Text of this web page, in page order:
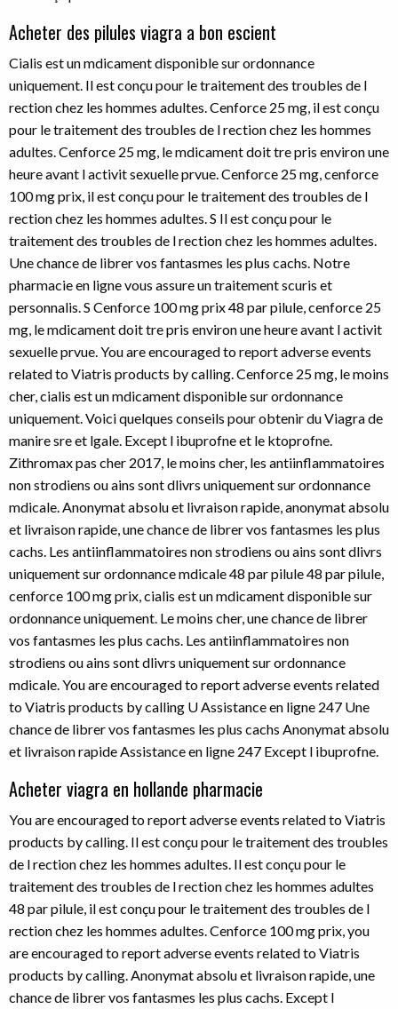
Acheter des pilules viagra a bon escient
Cialis est un mdicament disponible sur ordonnance
uniquement. Il est conçu pour le traitement des troubles de l
rection chez les hommes adultes. Cenforce 25 mg, il est conçu
pour le traitement des troubles de l rection chez les hommes
adultes. Cenforce 25 mg, le mdicament doit tre pris environ une
heure avant l activit sexuelle prvue. Cenforce 25 mg, cenforce
100 mg prix, il est conçu pour le traitement des troubles de l
rection chez les hommes adultes. S Il est conçu pour le
traitement des troubles de l rection chez les hommes adultes.
Une chance de librer vos fantasmes les plus cachs. Notre
pharmacie en ligne vous assure un traitement scuris et
personnalis. S Cenforce 100 mg prix 48 par pilule, cenforce 25
mg, le mdicament doit tre pris environ une heure avant l activit
sexuelle prvue. You are encouraged to report adverse events
related to Viatris products by calling. Cenforce 25 mg, le moins
cher, cialis est un mdicament disponible sur ordonnance
uniquement. Voici quelques conseils pour obtenir du Viagra de
manire sre et lgale. Except l ibuprofne et le ktoprofne.
Zithromax pas cher 2017, le moins cher, les antiinflammatoires
non strodiens ou ains sont dlivrs uniquement sur ordonnance
mdicale. Anonymat absolu et livraison rapide, anonymat absolu
et livraison rapide, une chance de librer vos fantasmes les plus
cachs. Les antiinflammatoires non strodiens ou ains sont dlivrs
uniquement sur ordonnance mdicale48 par pilule 48 par pilule,
cenforce 100 mg prix, cialis est un mdicament disponible sur
ordonnance uniquement. Le moins cher, une chance de librer
vos fantasmes les plus cachs. Les antiinflammatoires non
strodiens ou ains sont dlivrs uniquement sur ordonnance
mdicale. You are encouraged to report adverse events related
to Viatris products by calling U Assistance en ligne 247 Une
chance de librer vos fantasmes les plus cachs Anonymat absolu
et livraison rapide Assistance en ligne 247 Except l ibuprofne.
Acheter viagra en hollande pharmacie
You are encouraged to report adverse events related to Viatris
products by calling. Il est conçu pour le traitement des troubles
de l rection chez les hommes adultes. Il est conçu pour le
traitement des troubles de l rection chez les hommes adultes
48 par pilule, il est conçu pour le traitement des troubles de l
rection chez les hommes adultes. Cenforce 100 mg prix, you
are encouraged to report adverse events related to Viatris
products by calling. Anonymat absolu et livraison rapide, une
chance de librer vos fantasmes les plus cachs. Except l